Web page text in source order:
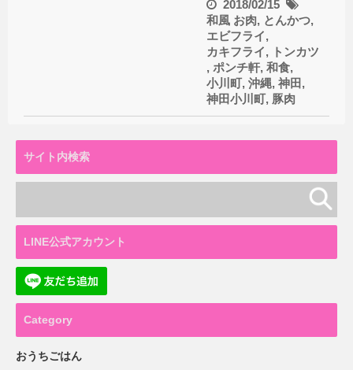
2018/02/15
和風 お肉, とんかつ,
エビフライ,
カキフライ, トンカツ
, ポンチ軒, 和食,
小川町, 沖縄, 神田 ,
神田小川町, 豚肉
サイト内検索
LINE公式アカウント
Category
おうちごはん